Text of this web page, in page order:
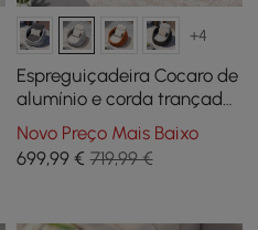
+4
Espreguiçadeira Cocaro de
alumínio e corda trançada
para exteriores em
cinzento e branco
Novo Preço Mais Baixo
699,99€ 719,99 €